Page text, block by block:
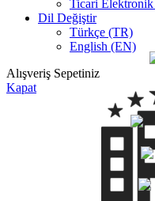
Ticari
Dil Değiştir
Türkçe (TR)
English (EN)
Alışveriş Sepetiniz
Kapat